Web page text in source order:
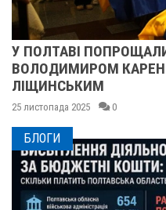
У ПОЛТАВІ
ВОЛОДИМИРОМ
ЛІЩИНСЬКИМ
25 листопада 2025 0
БЛОГИ